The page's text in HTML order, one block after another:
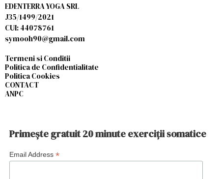
EDENTERRA YOGA SRL
J35/1499/2021
CUI: 44078761
symooh90@gmail.com
Termeni si Conditii
Politica de Confidentialitate
Politica Cookies
CONTACT
ANPC
Primește gratuit 20 minute exerciții somatice
Email Address *